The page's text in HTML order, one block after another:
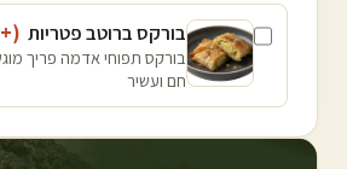
בורקס ברוטב פטריות (+₪
בורקס תפוחי אדמה פריך
חם ועשיר